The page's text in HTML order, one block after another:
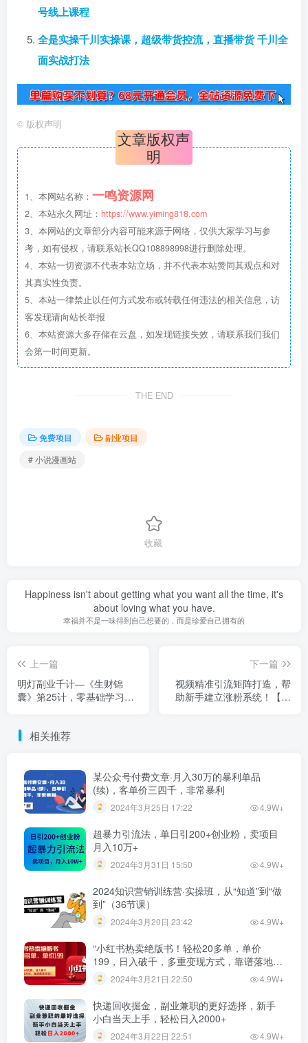
号线上课程
全是实操千川实操课，超级带货控流，直播带货 千川全
面实战打法
© 版权声明
文章版权声
明
1、本网站名称： 一鸣资源网
2、本站永久网址： https://www.yiming818.com
3、本网站的文章部分内容可能来源于网络，仅供大家学习与参
考，如有侵权，请联系站长QQ108898998进行删除处理。
4、本站一切资源不代表本站立场，并不代表本站赞同其观点和对
其真实性负责。
5、本站一律禁止以任何方式发布或转载任何违法的相关信息，访
客发现请向站长举报
6、本站资源大多存储在云盘，如发现链接失效，请联系我们我们
会第一时间更新。
THE END
免费项目
副业项目
# 小说漫画站
收藏
Happiness isn't about getting what you want all the time, it's
about loving what you have.
幸福并不是一味得到自己想要的，而是珍爱自己拥有的
上一篇
明灯副业千计—《生财锦
囊》第25计，零基础学习暴
下一篇
视频精准引流矩阵打造，帮
助新手建立涨粉系统！【视
相关推荐
某公众号付费文章·月入30万的暴利单品
(续)，客单价三四千，非常暴利
2024年3月25日 17:22 4.9W+
超暴力引流法，单日引200+创业粉，卖项目
月入10万+
2024年3月31日 15:50 4.9W+
2024知识营销训练营·实操班，从“知道”到“做
到”（36节课）
2024年3月20日 23:42 4.9W+
“小红书热卖绝版书！轻松20多单，单价
199，日入破千，多重变现方式，靠谱落地项
目！”2024年3月21日 22:50 4.9W+
快递回收掘金，副业兼职的更好选择，新手
小白当天上手，轻松日入2000+
2024年3月22日 22:51 4.9W+